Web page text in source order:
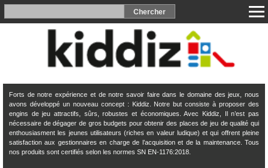
Forts de notre expérience et de notre savoir faire dans le domaine des jeux, nous
avons développé un nouveau concept : Kiddiz. Notre but consiste à proposer des
engins de jeu attractifs, sûrs, robustes et économiques. Avec Kiddiz, Il n’est pas
nécessaire de dégager de gros budgets pour obtenir des places de jeu de qualité qui
enthousiasment les jeunes utilisateurs (riches en valeur ludique) et qui offrent pleine
satisfaction aux gestionnaires en charge de l’acquisition et de la maintenance. Tous
nos produits sont certifiés selon les normes SN EN-1176:2018.